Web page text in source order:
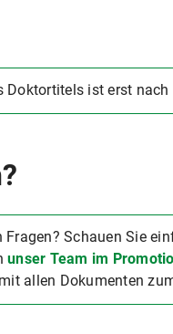
Doktortitels ist erst
Fragen? Schauen Sie
unser Team im
allen Dokumenten